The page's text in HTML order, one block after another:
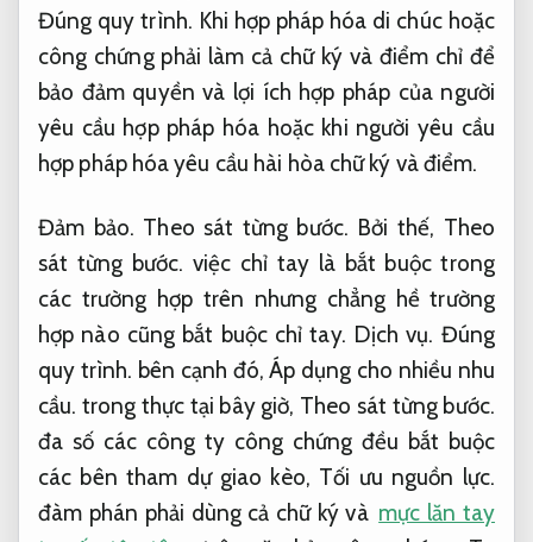
Đúng quy trình. Khi hợp pháp hóa di chúc hoặc
công chứng phải làm cả chữ ký và điểm chỉ để
bảo đảm quyền và lợi ích hợp pháp của người
yêu cầu hợp pháp hóa hoặc khi người yêu cầu
hợp pháp hóa yêu cầu hài hòa chữ ký và điểm.
Đảm bảo. Theo sát từng bước. Bởi thế, Theo
sát từng bước. việc chỉ tay là bắt buộc trong
các trường hợp trên nhưng chẳng hề trường
hợp nào cũng bắt buộc chỉ tay. Dịch vụ. Đúng
quy trình. bên cạnh đó,Áp dụng cho nhiều nhu
cầu. trong thực tại bây giờ, Theo sát từng bước.
đa số các công ty công chứng đều bắt buộc
các bên tham dự giao kèo, Tối ưu nguồn lực.
đàm phán phải dùng cả chữ ký và mực lăn tay